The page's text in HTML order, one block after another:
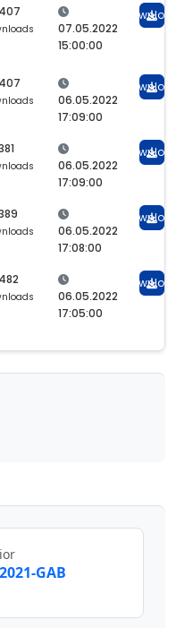
407
07.05.2022
15:00:00
407
06.05.2022
17:09:00
06.05.2022
17:09:00
06.05.2022
17:08:00
482
06.05.2022
17:05:00
GAB